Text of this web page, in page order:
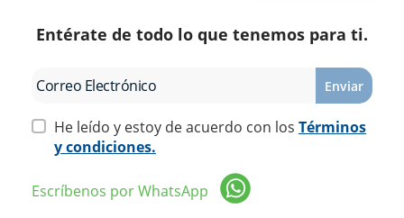
Entérate de todo lo que tenemos para ti.
Enviar
He leído y estoy de acuerdo con los Términos
y condiciones.
Escríbenos por WhatsApp